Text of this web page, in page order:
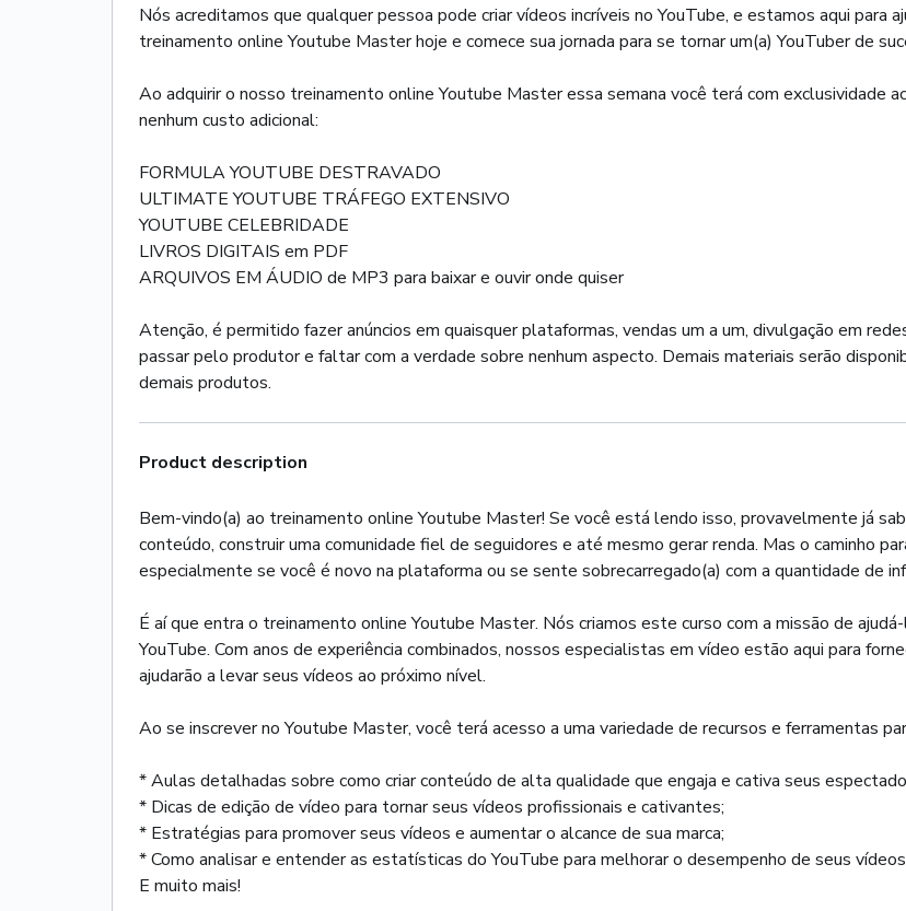
Nós acreditamos que qualquer pessoa pode criar vídeos incríveis no YouTube, e estamos aqui para
treinamento online Youtube Master hoje e comece sua jornada para se tornar um(a) YouTuber de
Ao adquirir o nosso treinamento online Youtube Master essa semana você terá com exclusividade
nenhum custo adicional:
FORMULA YOUTUBE DESTRAVADO
ULTIMATE YOUTUBE TRÁFEGO EXTENSIVO
YOUTUBE CELEBRIDADE
LIVROS DIGITAIS em PDF
ARQUIVOS EM ÁUDIO de MP3 para baixar e ouvir onde quiser
Atenção, é permitido fazer anúncios em quaisquer plataformas, vendas um a um, divulgação em
passar pelo produtor e faltar com a verdade sobre nenhum aspecto. Demais materiais serão
demais produtos.
Product description
Bem-vindo(a) ao treinamento online Youtube Master! Se você está lendo isso, provavelmente já
conteúdo, construir uma comunidade fiel de seguidores e até mesmo gerar renda. Mas o caminho
especialmente se você é novo na plataforma ou se sente sobrecarregado(a) com a quantidade de
É aí que entra o treinamento online Youtube Master. Nós criamos este curso com a missão de
YouTube. Com anos de experiência combinados, nossos especialistas em vídeo estão aqui para
ajudarão a levar seus vídeos ao próximo nível.
Ao se inscrever no Youtube Master, você terá acesso a uma variedade de recursos e ferramentas
* Aulas detalhadas sobre como criar conteúdo de alta qualidade que engaja e cativa seus
* Dicas de edição de vídeo para tornar seus vídeos profissionais e cativantes;
* Estratégias para promover seus vídeos e aumentar o alcance de sua marca;
* Como analisar e entender as estatísticas do YouTube para melhorar o desempenho de seus
E muito mais!